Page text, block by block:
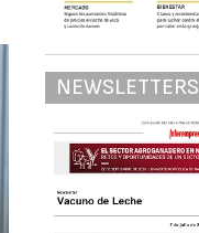
NEWSLETTERS